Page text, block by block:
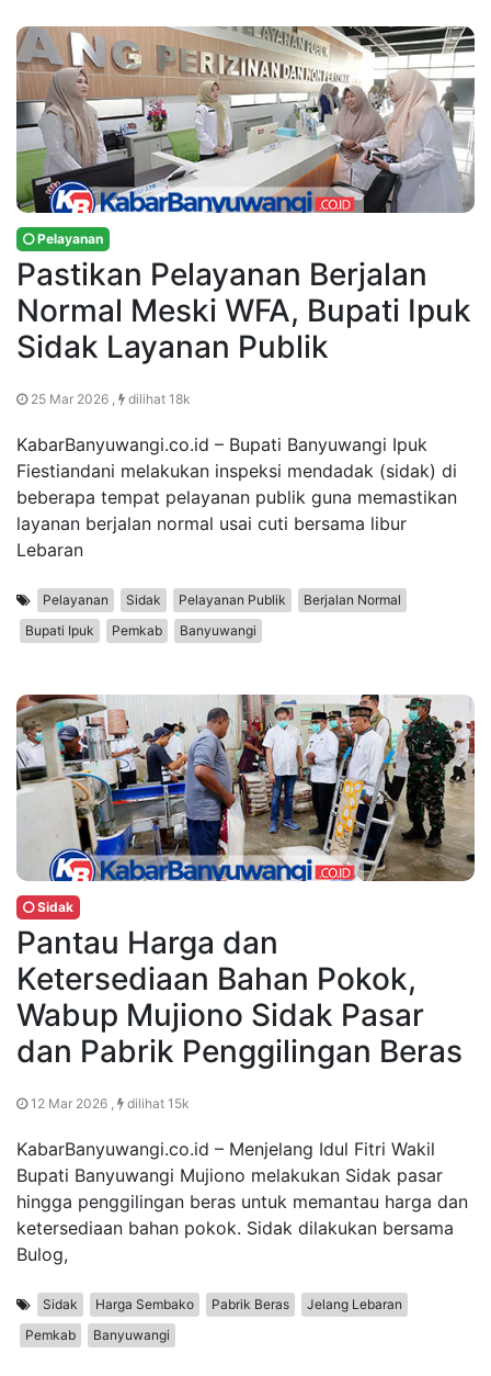
Pelayanan
Pastikan Pelayanan Berjalan
Normal Meski WFA, Bupati Ipuk
Sidak Layanan Publik
25 Mar 2026 , dilihat 18k
KabarBanyuwangi.co.id – Bupati Banyuwangi Ipuk
Fiestiandani melakukan inspeksi mendadak (sidak) di
beberapa tempat pelayanan publik guna memastikan
layanan berjalan normal usai cuti bersama libur
Lebaran
Pelayanan Sidak Pelayanan Publik
Berjalan Normal
Bupati Ipuk
Pemkab Banyuwangi
Sidak
Pantau Harga dan
Ketersediaan Bahan Pokok,
Wabup Mujiono Sidak Pasar
dan Pabrik Penggilingan Beras
12 Mar 2026 , dilihat 15k
KabarBanyuwangi.co.id – Menjelang Idul Fitri Wakil
Bupati Banyuwangi Mujiono melakukan Sidak pasar
hingga penggilingan beras untuk memantau harga dan
ketersediaan bahan pokok. Sidak dilakukan bersama
Bulog,
Sidak Harga Sembako Pabrik Beras
Jelang Lebaran
Pemkab
Banyuwangi